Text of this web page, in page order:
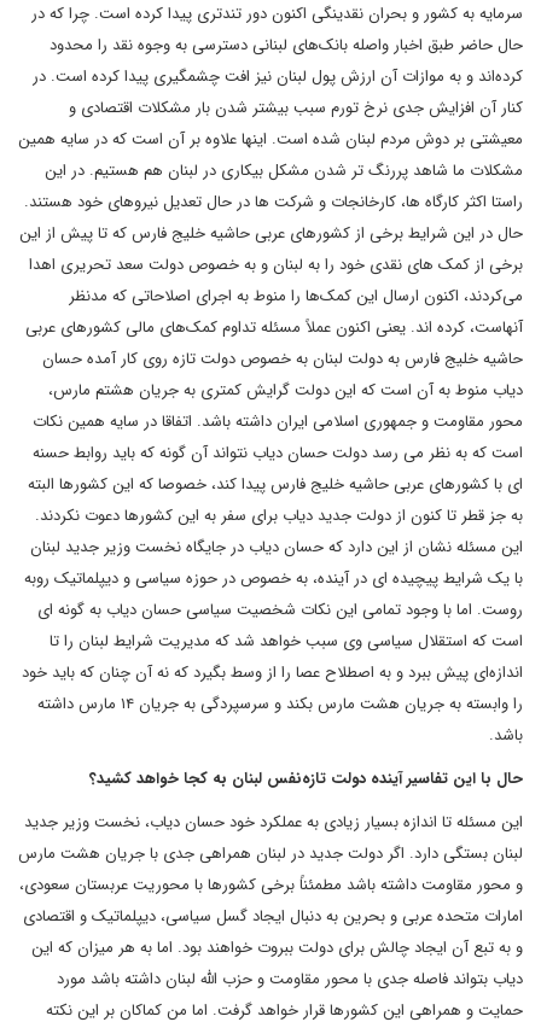
سرمایه به کشور و بحران نقدینگی اکنون دور تندتری پیدا کرده است. چرا که در
حال حاضر طبق اخبار واصله بانک‌های لبنانی دسترسی به وجوه نقد را محدود
کرده‌اند و به موازات آن ارزش پول لبنان نیز افت چشمگیری پیدا کرده است. در
کنار آن افزایش جدی نرخ تورم سبب بیشتر شدن بار مشکلات اقتصادی و
معیشتی بر دوش مردم لبنان شده است. اینها علاوه بر آن است که در سایه همین
مشکلات ما شاهد پررنگ تر شدن مشکل بیکاری در لبنان هم هستیم. در این
راستا اکثر کارگاه ها، کارخانجات و شرکت ها در حال تعدیل نیروهای خود هستند.
حال در این شرایط برخی از کشورهای عربی حاشیه خلیج فارس که تا پیش از این
برخی از کمک های نقدی خود را به لبنان و به خصوص دولت سعد تحریری اهدا
می‌کردند، اکنون ارسال این کمک‌ها را منوط به اجرای اصلاحاتی که مدنظر
آنهاست، کرده اند. یعنی اکنون عملاً مسئله تداوم کمک‌های مالی کشورهای عربی
حاشیه خلیج فارس به دولت لبنان به خصوص دولت تازه روی کار آمده حسان
دیاب منوط به آن است که این دولت گرایش کمتری به جریان هشتم مارس،
محور مقاومت و جمهوری اسلامی ایران داشته باشد. اتفاقا در سایه همین نکات
است که به نظر می رسد دولت حسان دیاب نتواند آن گونه که باید روابط حسنه
ای با کشورهای عربی حاشیه خلیج فارس پیدا کند، خصوصا که این کشورها البته
به جز قطر تا کنون از دولت جدید دیاب برای سفر به این کشورها دعوت نکردند.
این مسئله نشان از این دارد که حسان دیاب در جایگاه نخست وزیر جدید لبنان
با یک شرایط پیچیده ای در آینده، به خصوص در حوزه سیاسی و دیپلماتیک روبه
روست. اما با وجود تمامی این نکات شخصیت سیاسی حسان دیاب به گونه ای
است که استقلال سیاسی وی سبب خواهد شد که مدیریت شرایط لبنان را تا
اندازه‌ای پیش ببرد و به اصطلاح عصا را از وسط بگیرد که نه آن چنان که باید خود
را وابسته به جریان هشت مارس بکند و سرسپردگی به جریان ۱۴ مارس داشته
باشد.
حال با این تفاسیر آینده دولت تازه‌نفس لبنان به کجا خواهد کشید؟
این مسئله تا اندازه بسیار زیادی به عملکرد خود حسان دیاب، نخست وزیر جدید
لبنان بستگی دارد. اگر دولت جدید در لبنان همراهی جدی با جریان هشت مارس
و محور مقاومت داشته باشد مطمئناً برخی کشورها با محوریت عربستان سعودی،
امارات متحده عربی و بحرین به دنبال ایجاد گسل سیاسی، دیپلماتیک و اقتصادی
و به تبع آن ایجاد چالش برای دولت ببروت خواهند بود. اما به هر میزان که این
دیاب بتواند فاصله جدی با محور مقاومت و حزب الله لبنان داشته باشد مورد
حمایت و همراهی این کشورها قرار خواهد گرفت. اما من کماکان بر این نکته